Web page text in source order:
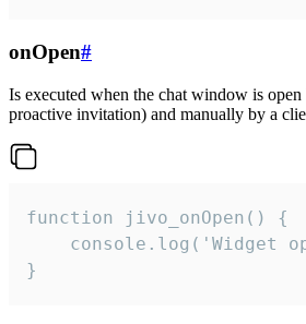
onOpen#
Is executed when the chat window is
proactive invitation) and manually by a
function jivo_onOpen() {
console.log('Widget
}